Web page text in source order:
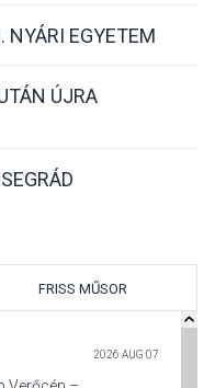
NYÁRI EGYETEM
ÚJRA
FRISS MŰSOR
2026 AUG 07